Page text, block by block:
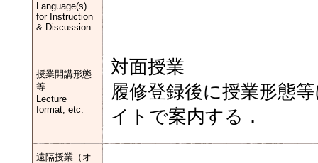
Language(s)
for Instruction
& Discussion
授業開講形態
等
Lecture
format, etc.
対面授業
履修登録後に授業形態
イトで案内する．
遠隔授業（オ